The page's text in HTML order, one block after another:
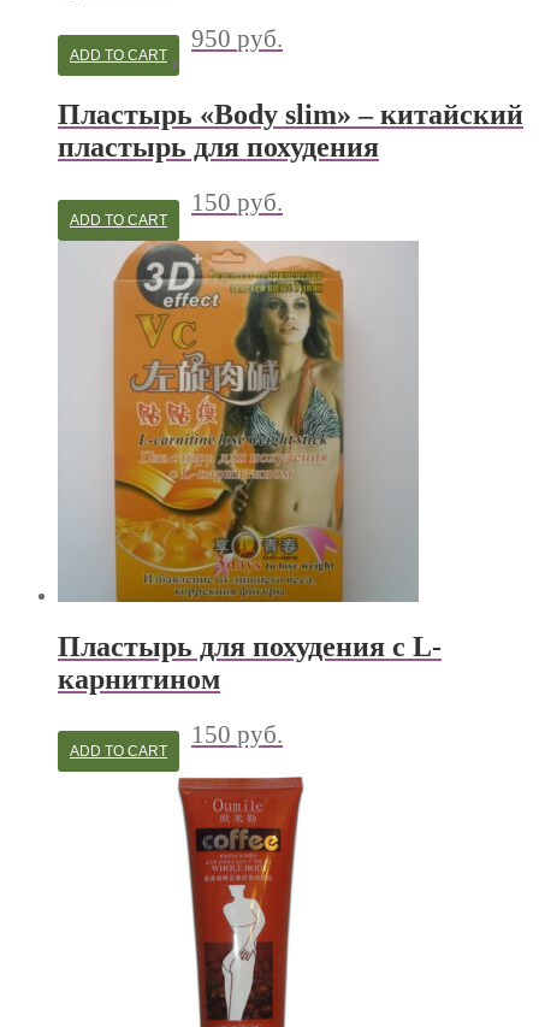
950 руб.
ADD TO CART
Пластырь «Body slim» – китайский
пластырь для похудения
150 руб.
ADD TO CART
Пластырь для похудения с L-
карнитином
150 руб.
ADD TO CART